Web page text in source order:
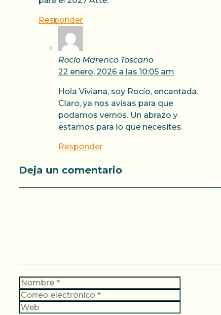
Responder
Rocio Marenco Toscano
22 enero, 2026 a las 10:05 am
Hola Viviana, soy Rocío, encantada.
Claro, ya nos avisas para que
podamos vernos. Un abrazo y
estamos para lo que necesites.
Responder
Deja un comentario
Nombre